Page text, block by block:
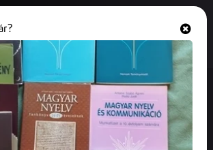
épít az Aero